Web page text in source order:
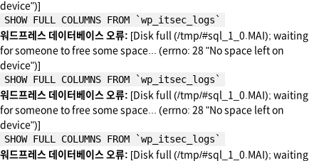
device")]
SHOW FULL COLUMNS FROM `wp_itsec_logs`
워드프레스 데이터베이스 오류: [Disk full (/tmp/#sql_1_0.MAI); waiting
for someone to free some space... (errno: 28 "No space left on
device")]
SHOW FULL COLUMNS FROM `wp_itsec_logs`
워드프레스 데이터베이스 오류: [Disk full (/tmp/#sql_1_0.MAI); waiting
for someone to free some space... (errno: 28 "No space left on
device")]
SHOW FULL COLUMNS FROM `wp_itsec_logs`
워드프레스 데이터베이스 오류: [Disk full (/tmp/#sql_1_0.MAI); waiting